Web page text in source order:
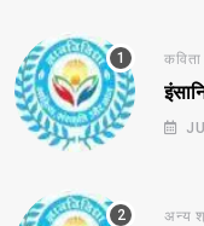
कविता
अन्य